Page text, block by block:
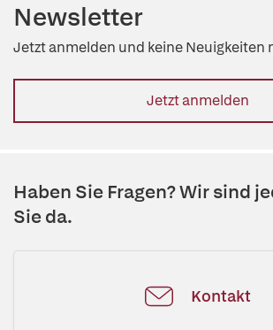
Newsletter
Jetzt anmelden und keine Neuigkeiten
Jetzt anmelden
Haben Sie Fragen? Wir sind
Sie da.
Kontakt